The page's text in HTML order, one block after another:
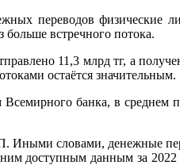
переводов физические
встречного потока.
11,3 млрд тг, а
остаётся значительным.
банка, в
Иными словами, денежные
доступным данным за 2022